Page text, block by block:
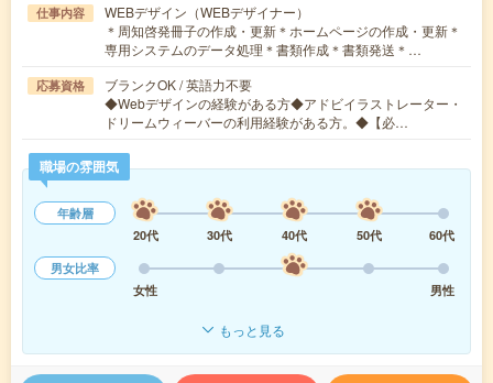
仕事内容
WEBデザイン（WEBデザイナー）
＊周知啓発冊子の作成・更新＊ホームページの作成・更新＊
専用システムのデータ処理＊書類作成＊書類発送＊…
応募資格
ブランクOK / 英語力不要
◆Webデザインの経験がある方◆アドビイラストレーター・
ドリームウィーバーの利用経験がある方。◆【必…
職場の雰囲気
年齢層
20代
30代 40代 50代
60代
男女比率
女性
男性
もっと見る